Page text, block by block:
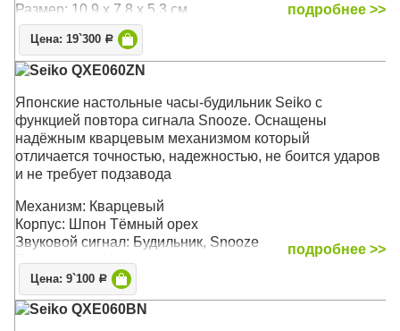
Размер: 10,9 x 7,8 x 5,3 см
подробнее >>
Цена: 19`300 Р
Seiko QXE060ZN
Японские настольные часы-будильник Seiko c
функцией повтора сигнала Snooze. Оснащены
надёжным кварцевым механизмом который
отличается точностью, надежностью, не боится ударов
и не требует подзавода
Механизм: Кварцевый
Корпус: Шпон Тёмный орех
Звуковой сигнал: Будильник, Snooze
Размер: 11 х 11 x 4 см
подробнее >>
Цена: 9`100 Р
Seiko QXE060BN